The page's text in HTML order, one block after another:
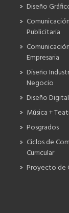
Diseño
Publicitaria
Empresaria
Diseño
Negocio
Diseño
Música +
Posgrados
Ciclos de
Curricular
Proyecto de